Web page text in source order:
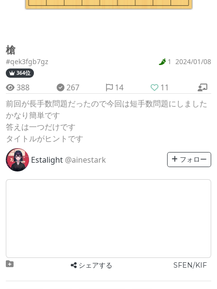
槍
#qek3fgb7gz 1 2024/01/08
364位
388 267 14
11
前回が長手数問題だったので今回は短手数問題にしました
かなり簡単です
答えは一つだけです
タイトルがヒントです
Estalight @ainestark フォロー
シェアする SFEN/KIF